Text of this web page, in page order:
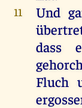
11 Und
dass
Fluch